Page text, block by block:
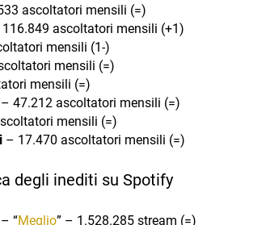
ascoltatori mensili (=)
ascoltatori mensili (+1)
mensili (1-)
mensili (=)
mensili (=)
47.212 ascoltatori mensili (=)
mensili (=)
– 17.470 ascoltatori mensili (=)
degli inediti su Spotify
“Meglio” – 1.528.285 stream (=)